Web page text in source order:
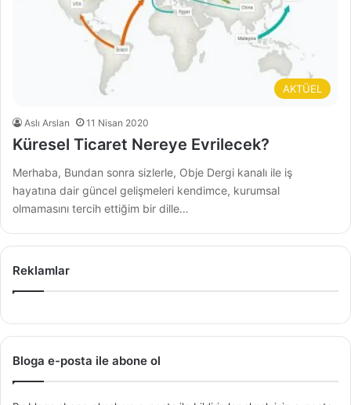
AKTÜEL
Aslı Arslan 11 Nisan 2020
Küresel Ticaret Nereye Evrilecek?
Merhaba, Bundan sonra sizlerle, Obje Dergi kanalı ile iş
hayatına dair güncel gelişmeleri kendimce, kurumsal
olmamasını tercih ettiğim bir dille…
Reklamlar
Bloga e-posta ile abone ol